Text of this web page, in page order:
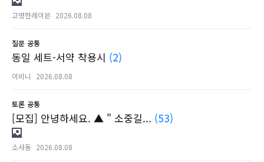
고명한레이븐 2026.08.08
질문 공통
동일 세트-서약 착용시 (2)
이비니 2026.08.08
토론 공통
[모집] 안녕하세요. ▲ " 소중길... (53)
소사동 2026.08.08